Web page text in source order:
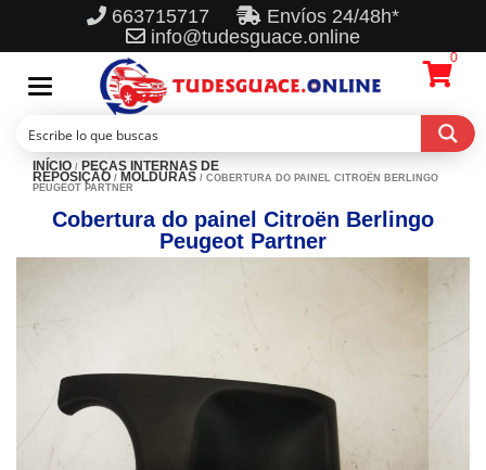
663715717
Envíos 24/48h*
info@tudesguace.online
Toggle
navigation
0
INÍCIO / PEÇAS INTERNAS DE
REPOSIÇÃO / MOLDURAS / COBERTURA DO PAINEL CITROËN BERLINGO
PEUGEOT PARTNER
Cobertura do painel Citroën Berlingo
Peugeot Partner